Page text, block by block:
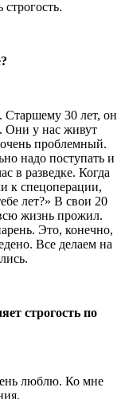
Старшему 30 лет, он
Они у нас живут
проблемный.
надо поступать и
в разведке. Когда
к спецоперации,
лет?» В свои 20
жизнь прожил.
Это, конечно,
Все делаем на
строгость по
люблю. Ко мне